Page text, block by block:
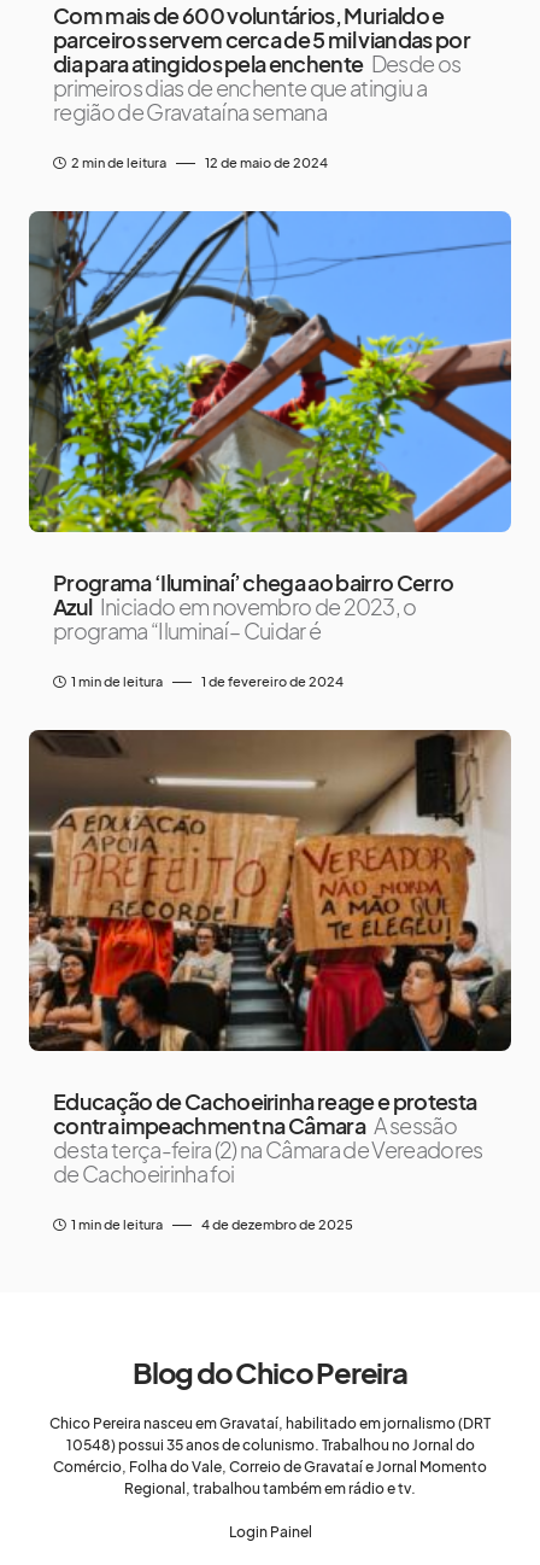
Com mais de 600 voluntários, Murialdo e
parceiros servem cerca de 5 mil viandas por
dia para atingidos pela enchente Desde os
primeiros dias de enchente que atingiu a
região de Gravataí na semana
2 min de leitura 12 de maio de 2024
Programa ‘Iluminaí’ chega ao bairro Cerro
Azul Iniciado em novembro de 2023, o
programa “Iluminaí – Cuidar é
1 min de leitura 1 de fevereiro de 2024
Educação de Cachoeirinha reage e protesta
contra impeachment na Câmara A sessão
desta terça-feira (2) na Câmara de Vereadores
de Cachoeirinha foi
1 min de leitura 4 de dezembro de 2025
Blog do Chico Pereira
Chico Pereira nasceu em Gravataí, habilitado em jornalismo (DRT
10548) possui 35 anos de colunismo. Trabalhou no Jornal do
Comércio, Folha do Vale, Correio de Gravataí e Jornal Momento
Regional, trabalhou também em rádio e tv.
Login Painel